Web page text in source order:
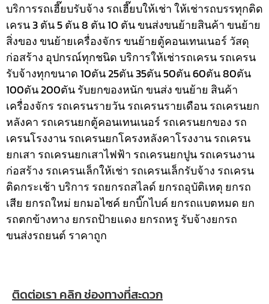
บริการรถเฮี๊ยบรับจ้าง รถเฮี๊ยบให้เช่า ให้เช่ารถบรรทุกติด
เครน 3 ตัน 5 ตัน 8 ตัน 10 ตัน ขนส่งขนย้ายสินค้า ขนย้าย
สิ่งของ ขนย้ายเครื่องจักร ขนย้ายตู้คอนเทนเนอร์ วัสดุ
ก่อสร้าง อุปกรณ์ทุกชนิดบริการให้เช่ารถเครน รถเครน
รับจ้างทุกขนาด 10ตัน 25ตัน 35ตัน 50ตัน 60ตัน 80ตัน
100ตัน 200ตัน รับยกของหนัก ขนส่ง ขนย้าย สินค้า
เครื่องจักร รถเครนรายวัน รถเครนรายเดือน รถเครนยก
หลังคา รถเครนยกตู้คอนเทนเนอร์ รถเครนยกของ รถ
เครนโรงงาน รถเครนยกโครงหลังคาโรงงาน รถเครน
ยกเสา รถเครนยกเสาไฟฟ้า รถเครนยกปูน รถเครนงาน
ก่อสร้าง รถเครนเล็กให้เช่า รถเครนเล็กรับจ้าง รถเครน
ติดกระเช้าบริการ รถยกรถสไลด์ ยกรถอุบัติเหตุ ยกรถ
เสีย ยกรถใหม่ ยกมอไซค์ ยกบิ๊กไบค์ ยกรถแบตหมด ยก
รถตกข้างทาง ยกรถป้ายแดง ยกรถหรู รับจ้างยกรถ
ขนส่งรถยนต์ ราคาถูก
ติดต่อเรา คลิก ช่องทางที่สะดวก